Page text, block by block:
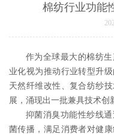
棉纺行业功能
作为全球最大的棉纺
业化视为推动行业转型升
天然纤维改性、复合纺纱
展，涌现出一批兼具技术创
抑菌消臭功能性纱线
菌传播，满足消费者对健